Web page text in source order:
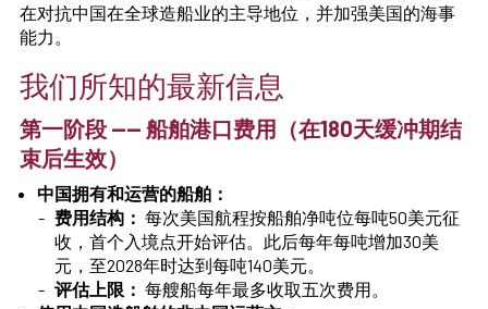
在对抗中国在全球造船业的主导地位，并加强美国的海事
能力。
我们所知的最新信息
第一阶段 —— 船舶港口费用（在180天缓冲期结
束后生效）
中国拥有和运营的船舶：
费用结构： 每次美国航程按船舶净吨位每吨50美元征
收，首个入境点开始评估。此后每年每吨增加30美
元，至2028年时达到每吨140美元。
评估上限： 每艘船每年最多收取五次费用。